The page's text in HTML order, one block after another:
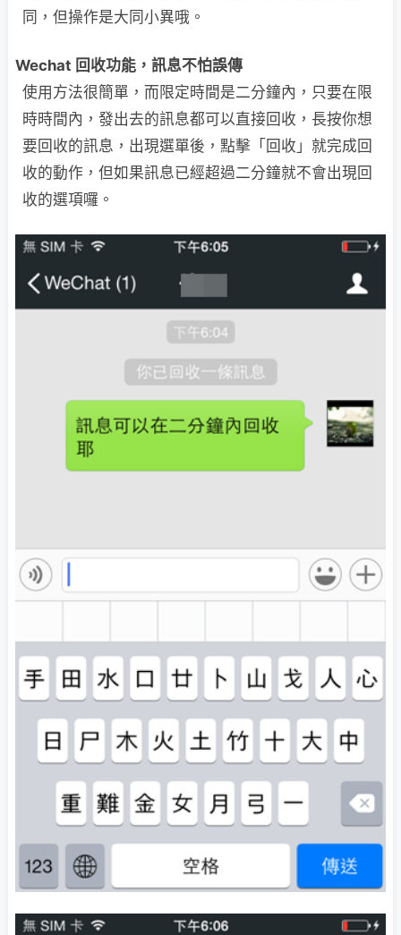
同，但操作是大同小異哦。
Wechat 回收功能，訊息不怕誤傳
使用方法很簡單，而限定時間是二分鐘內，只要在限
時時間內，發出去的訊息都可以直接回收，長按你想
要回收的訊息，出現選單後，點擊「回收」就完成回
收的動作，但如果訊息已經超過二分鐘就不會出現回
收的選項囉。